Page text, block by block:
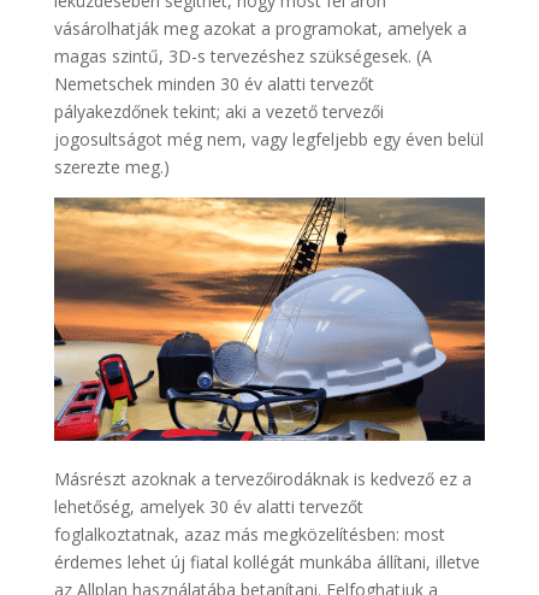
vásárolhatják meg azokat a programokat, amelyek a
magas szintű, 3D-s tervezéshez szükségesek. (A
Nemetschek minden 30 év alatti tervezőt
pályakezdőnek tekint; aki a vezető tervezői
jogosultságot még nem, vagy legfeljebb egy éven belül
szerezte meg.)
Másrészt azoknak a tervezőirodáknak is kedvező ez a
lehetőség, amelyek 30 év alatti tervezőt
foglalkoztatnak, azaz más megközelítésben: most
érdemes lehet új fiatal kollégát munkába állítani, illetve
az Allplan használatába betanítani. Felfoghatjuk a